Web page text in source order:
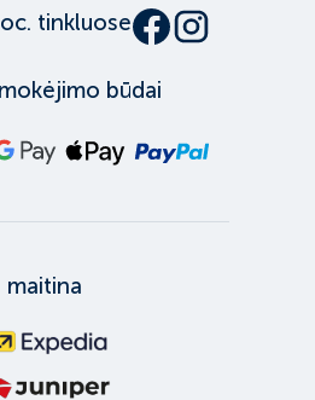
tinkluose
būdai
maitina